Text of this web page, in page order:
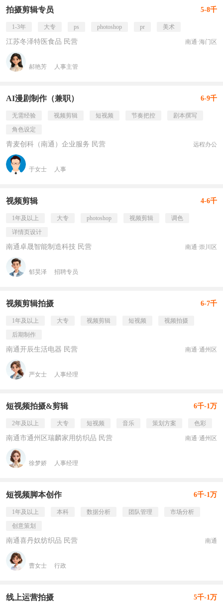
拍摄剪辑专员 5-8千
1-3年 大专 ps photoshop pr 美术
江苏冬泽特医食品 民营 南通·海门区
郝艳芳 人事主管
AI漫剧制作（兼职） 6-9千
无需经验 视频剪辑 短视频 节奏把控
剧本撰写
角色设定
青麦创科（南通）企业服务 民营 远程办公
于女士 人事
视频剪辑 4-6千
1年及以上 大专 photoshop 视频剪辑
调色
详情页设计
南通卓晟智能制造科技 民营 南通·崇川区
郁昊泽 招聘专员
视频剪辑拍摄 6-7千
1年及以上 大专 视频剪辑 短视频
视频拍摄
后期制作
南通开辰生活电器 民营 南通·通州区
严女士 人事经理
短视频拍摄&剪辑 6千-1万
2年及以上 大专 短视频 音乐 策划方案 色彩
南通市通州区瑞麟家用纺织品 民营 南通·通州区
徐梦娇 人事经理
短视频脚本创作 6千-1万
1年及以上 本科 数据分析 团队管理
市场分析
创意策划
南通喜丹奴纺织品 民营 南通
曹女士 行政
线上运营拍摄 5千-1万